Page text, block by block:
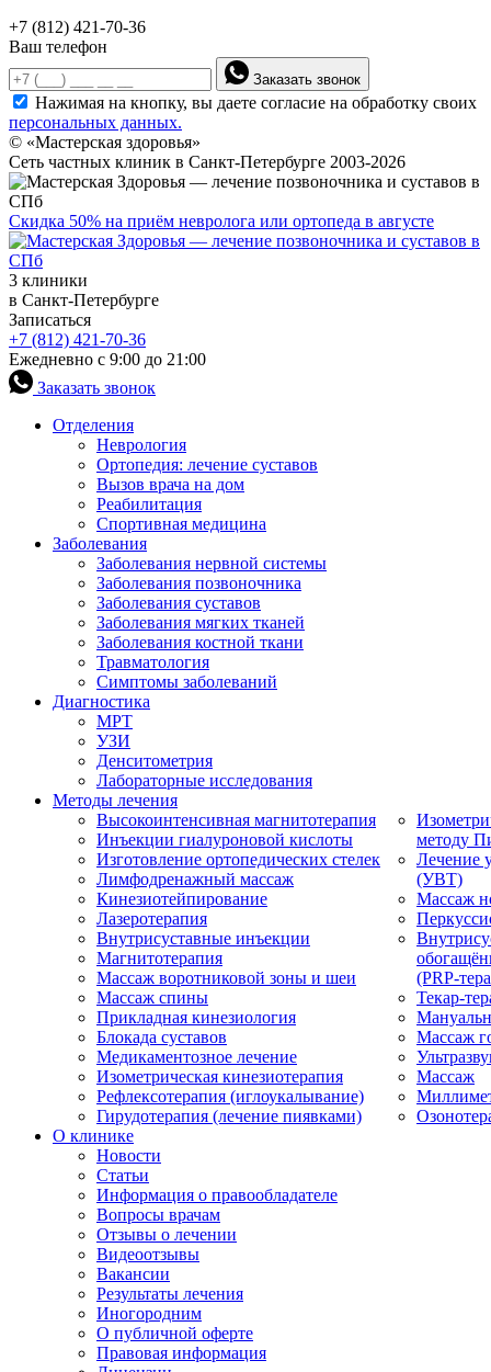
+7 (812) 421-70-36
Ваш телефон
Заказать звонок
Нажимая на кнопку, вы даете согласие на обработку своих
персональных данных.
© «Мастерская здоровья»
Сеть частных клиник в Санкт-Петербурге 2003-2026
Скидка 50% на приём невролога или ортопеда в августе
3 клиники
в Санкт-Петербурге
Записаться
+7 (812) 421-70-36
Ежедневно с 9:00 до 21:00
Заказать звонок
Отделения
Неврология
Ортопедия: лечение суставов
Вызов врача на дом
Реабилитация
Спортивная медицина
Заболевания
Заболевания нервной системы
Заболевания позвоночника
Заболевания суставов
Заболевания мягких тканей
Заболевания костной ткани
Травматология
Симптомы заболеваний
Диагностика
МРТ
УЗИ
Денситометрия
Лабораторные исследования
Методы лечения
Высокоинтенсивная магнитотерапия
Инъекции гиалуроновой кислоты
Изготовление ортопедических стелек
Лимфодренажный массаж
Кинезиотейпирование
Лазеротерапия
Внутрисуставные инъекции
Магнитотерапия
Массаж воротниковой зоны и шеи
Массаж спины
Прикладная кинезиология
Блокада суставов
Медикаментозное лечение
Изометрическая кинезиотерапия
Рефлексотерапия (иглоукалывание)
Гирудотерапия (лечение пиявками)
методу
Лечение
(УВТ)
Массаж
(PRP-
Текар-
Массаж
Массаж
О клинике
Новости
Статьи
Информация о правообладателе
Вопросы врачам
Отзывы о лечении
Видеоотзывы
Вакансии
Результаты лечения
Иногородним
О публичной оферте
Правовая информация